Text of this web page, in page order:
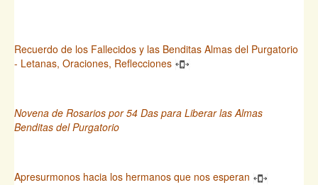
Recuerdo de los Fallecidos y las Benditas Almas del Purgatorio
- Letanas, Oraciones, Reflecciones
Novena de Rosarios por 54 Das para Liberar las Almas
Benditas del Purgatorio
Apresurmonos hacia los hermanos que nos esperan